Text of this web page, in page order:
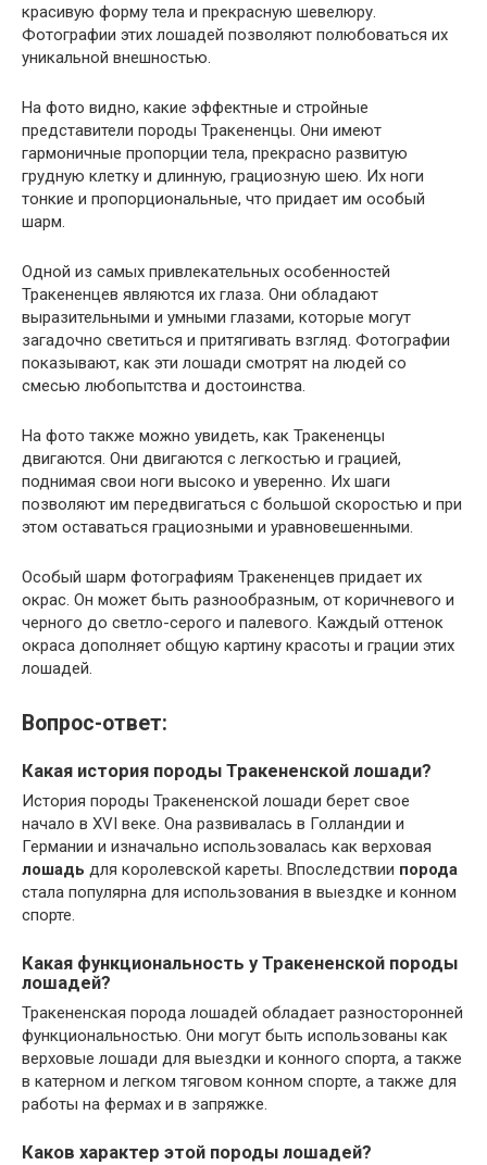
красивую форму тела и прекрасную шевелюру.
Фотографии этих лошадей позволяют полюбоваться их
уникальной внешностью.
На фото видно, какие эффектные и стройные
представители породы Тракененцы. Они имеют
гармоничные пропорции тела, прекрасно развитую
грудную клетку и длинную, грациозную шею. Их ноги
тонкие и пропорциональные, что придает им особый
шарм.
Одной из самых привлекательных особенностей
Тракененцев являются их глаза. Они обладают
выразительными и умными глазами, которые могут
загадочно светиться и притягивать взгляд. Фотографии
показывают, как эти лошади смотрят на людей со
смесью любопытства и достоинства.
На фото также можно увидеть, как Тракененцы
двигаются. Они двигаются с легкостью и грацией,
поднимая свои ноги высоко и уверенно. Их шаги
позволяют им передвигаться с большой скоростью и при
этом оставаться грациозными и уравновешенными.
Особый шарм фотографиям Тракененцев придает их
окрас. Он может быть разнообразным, от коричневого и
черного до светло-серого и палевого. Каждый оттенок
окраса дополняет общую картину красоты и грации этих
лошадей.
Вопрос-ответ:
Какая история породы Тракененской лошади?
История породы Тракененской лошади берет свое
начало в XVI веке. Она развивалась в Голландии и
Германии и изначально использовалась как верховая
лошадь для королевской кареты. Впоследствии порода
стала популярна для использования в выездке и конном
спорте.
Какая функциональность у Тракененской породы
лошадей?
Тракененская порода лошадей обладает разносторонней
функциональностью. Они могут быть использованы как
верховые лошади для выездки и конного спорта, а также
в катерном и легком тяговом конном спорте, а также для
работы на фермах и в запряжке.
Каков характер этой породы лошадей?